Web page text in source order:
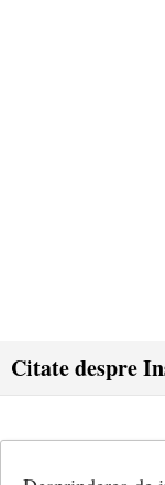
Citate despre